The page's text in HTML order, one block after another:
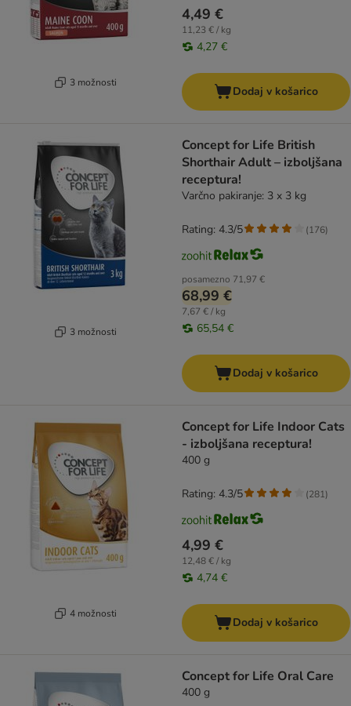
3 možnosti
4,49 €
11,23 € / kg
4,27 €
Dodaj v košarico
3 možnosti
Concept for Life British
Shorthair Adult – izboljšana
receptura!
Varčno pakiranje: 3 x 3 kg
posamezno 71,97 €
68,99 €
7,67 € / kg
65,54 €
Rating: 4.3/5 (176)
Dodaj v košarico
4 možnosti
Concept for Life Indoor Cats
- izboljšana receptura!
400 g
4,99 €
12,48 € / kg
4,74 €
Rating: 4.3/5 (281)
Dodaj v košarico
Concept for Life Oral Care
400 g